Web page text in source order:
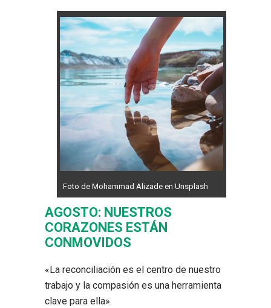
Foto de Mohammad Alizade en Unsplash
AGOSTO: NUESTROS
CORAZONES ESTÁN
CONMOVIDOS
«La reconciliación es el centro de nuestro
trabajo y la compasión es una herramienta
clave para ella».